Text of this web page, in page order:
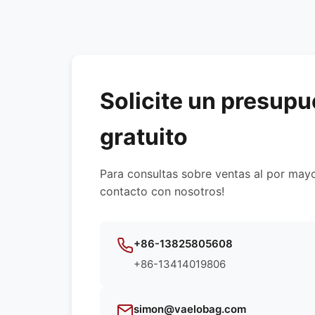
Solicite un
gratuito
Para consultas sobre ventas al por
contacto con nosotros!
+86-13825805608
+86-13414019806
simon@vaelobag.com